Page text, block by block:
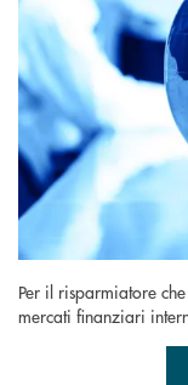
Per il risparmiatore
mercati finanziari